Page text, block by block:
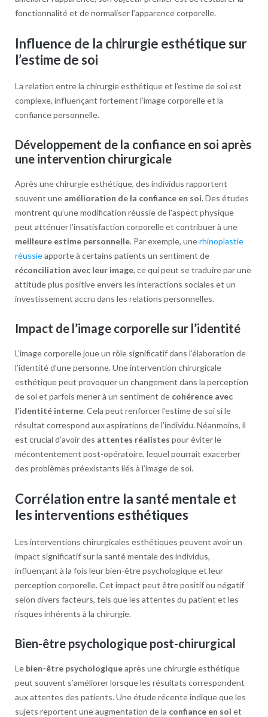
fonctionnalité et de normaliser l’apparence corporelle.
Influence de la chirurgie esthétique sur
l’estime de soi
La relation entre la chirurgie esthétique et l’estime de soi est
complexe, influençant fortement l’image corporelle et la
confiance personnelle.
Développement de la confiance en soi après
une intervention chirurgicale
Après une chirurgie esthétique, des individus rapportent
souvent une amélioration de la confiance en soi. Des études
montrent qu’une modification réussie de l’aspect physique
peut atténuer l’insatisfaction corporelle et contribuer à une
meilleure estime personnelle. Par exemple, unerhinoplastie
réussieapporte à certains patients un sentiment de
réconciliation avec leur image, ce qui peut se traduire par une
attitude plus positive envers les interactions sociales et un
investissement accru dans les relations personnelles.
Impact de l’image corporelle sur l’identité
L’image corporelle joue un rôle significatif dans l’élaboration de
l’identité d’une personne. Une intervention chirurgicale
esthétique peut provoquer un changement dans la perception
de soi et parfois mener à un sentiment de cohérence avec
l’identité interne. Cela peut renforcer l’estime de soi si le
résultat correspond aux aspirations de l’individu. Néanmoins, il
est crucial d’avoir des attentes réalistes pour éviter le
mécontentement post-opératoire, lequel pourrait exacerber
des problèmes préexistants liés à l’image de soi.
Corrélation entre la santé mentale et
les interventions esthétiques
Les interventions chirurgicales esthétiques peuvent avoir un
impact significatif sur la santé mentale des individus,
influençant à la fois leur bien-être psychologique et leur
perception corporelle. Cet impact peut être positif ou négatif
selon divers facteurs, tels que les attentes du patient et les
risques inhérents à la chirurgie.
Bien-être psychologique post-chirurgical
Le bien-être psychologiqueaprès une chirurgie esthétique
peut souvent s’améliorer lorsque les résultats correspondent
aux attentes des patients. Une étude récente indique que les
sujets reportent une augmentation de la confiance en soi et